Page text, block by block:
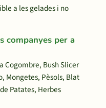
a les gelades i no
companyes per a
Cogombre, Bush Slicer
Mongetes, Pèsols, Blat
Patates, Herbes